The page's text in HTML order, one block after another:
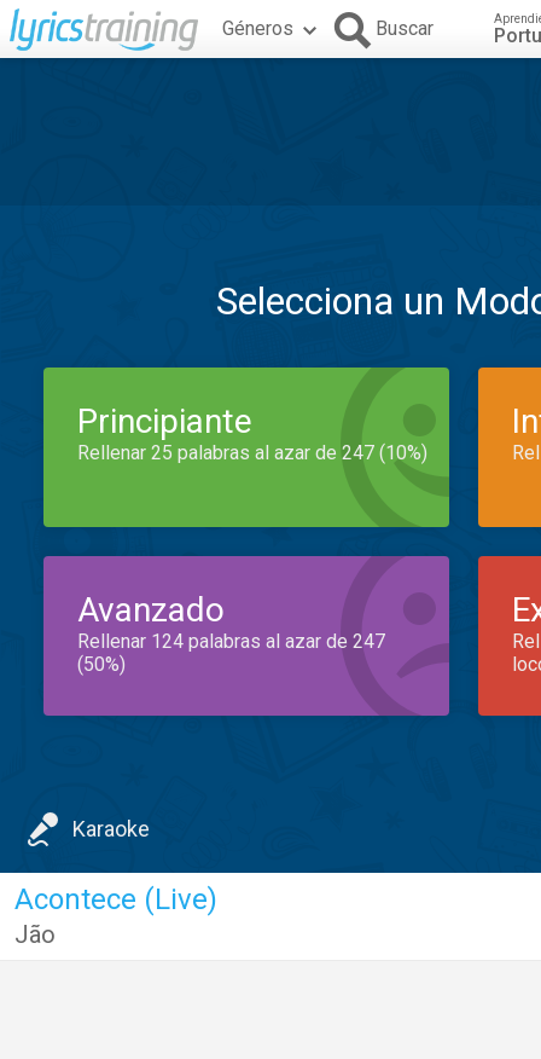
Géneros Buscar
Selecciona un
Principiante
Rellenar 25 palabras al azar de 247 (10%)
Avanzado
Rellenar 124 palabras al azar de 247
(50%)
Karaoke
Acontece (Live)
Jão